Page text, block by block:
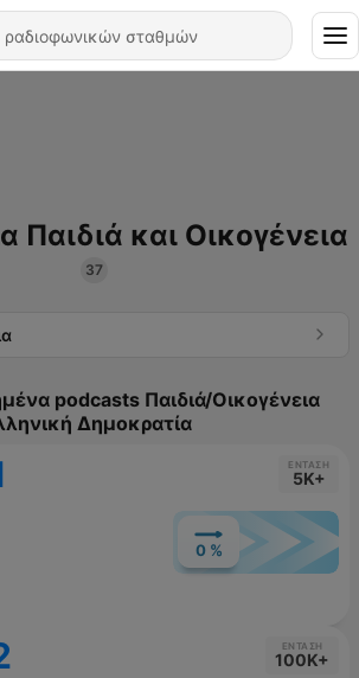
Παιδιά και Οικογένεια
37
podcasts Παιδιά/Οικογένεια
Δημοκρατία
ΈΝΤΑΣΗ
5K+
0 %
ΈΝΤΑΣΗ
100K+